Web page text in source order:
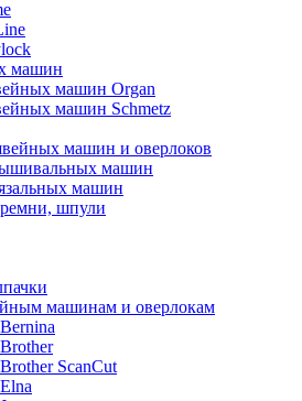
машин
машин Organ
машин Schmetz
машин и оверлоков
машин
машин
шпули
машинам и оверлокам
ScanCut